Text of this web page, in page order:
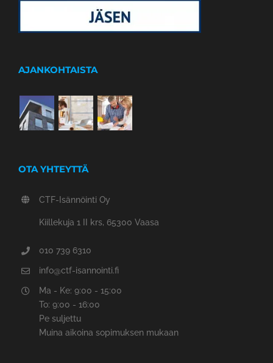
AJANKOHTAISTA
OTA YHTEYTTÄ
CTF-Isännöinti Oy
Kiillekuja 1 II krs, 65300 Vaasa
010 739 6310
info@ctf-isannointi.fi
Ma - Ke: 9:00 - 15:00
To: 9:00 - 16:00
Pe suljettu
Muina aikoina sopimuksen mukaan